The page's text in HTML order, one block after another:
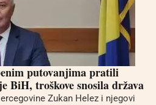
putovanjima pratili
BiH, troškove snosila država
Zukan Helez i njegovi